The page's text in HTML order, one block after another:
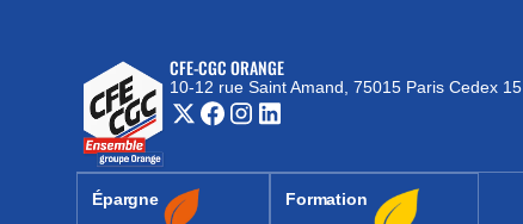
CFE-CGC ORANGE
10-12 rue Saint Amand, 75015 Paris Cedex 15
(nouvelle fenêtre)
Épargne
(nouvelle fenêtre) Formation
(nouvelle fenêtre)